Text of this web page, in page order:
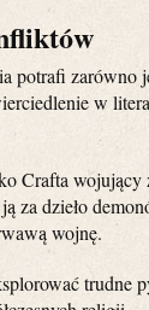
potrafi
w
Crafta
za dzieło
wojnę.
trudne